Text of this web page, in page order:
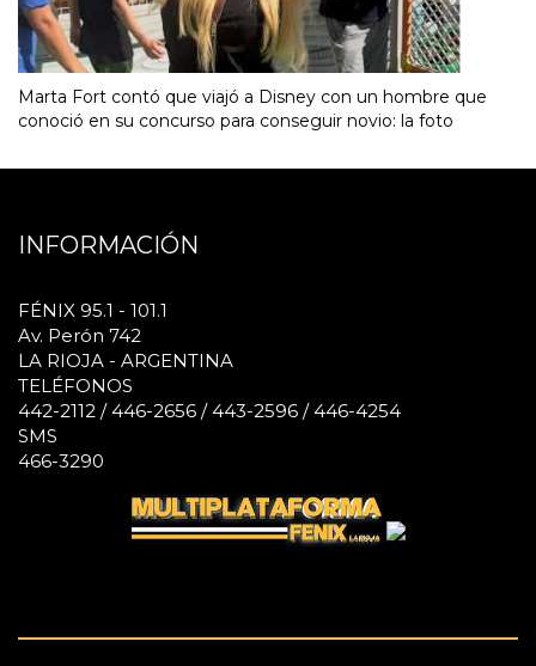
Marta Fort contó que viajó a Disney con un hombre que
conoció en su concurso para conseguir novio: la foto
INFORMACIÓN
FÉNIX 95.1 - 101.1
Av. Perón 742
LA RIOJA - ARGENTINA
TELÉFONOS
442-2112 / 446-2656 / 443-2596 / 446-4254
SMS
466-3290